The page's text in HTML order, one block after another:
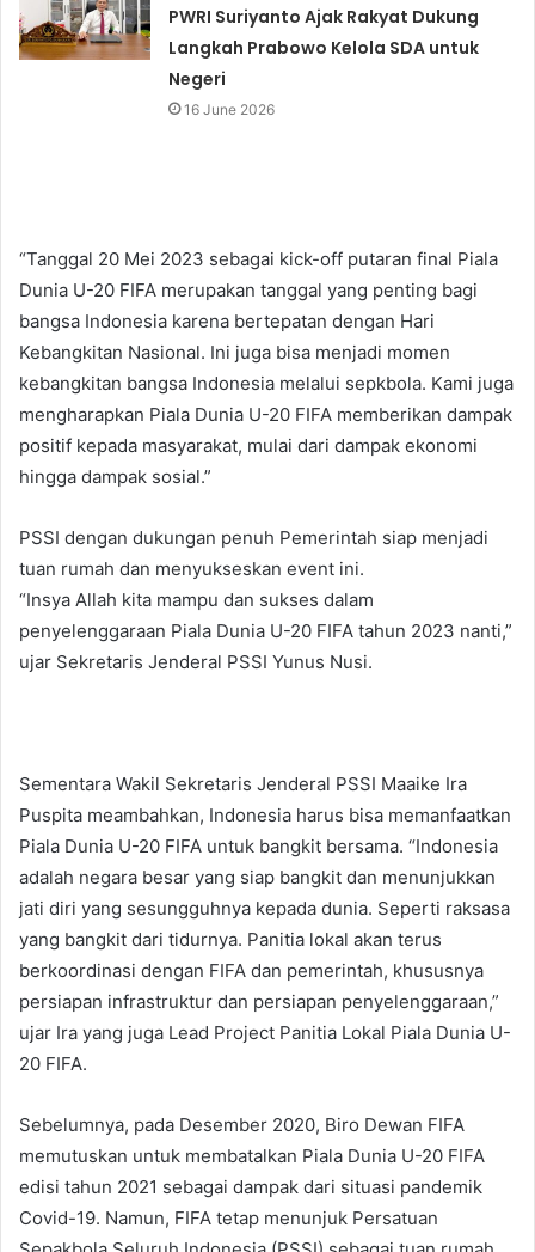
PWRI Suriyanto Ajak Rakyat Dukung
Langkah Prabowo Kelola SDA untuk
Negeri
16 June 2026
“Tanggal 20 Mei 2023 sebagai kick-off putaran final Piala
Dunia U-20 FIFA merupakan tanggal yang penting bagi
bangsa Indonesia karena bertepatan dengan Hari
Kebangkitan Nasional. Ini juga bisa menjadi momen
kebangkitan bangsa Indonesia melalui sepkbola. Kami juga
mengharapkan Piala Dunia U-20 FIFA memberikan dampak
positif kepada masyarakat, mulai dari dampak ekonomi
hingga dampak sosial.”
PSSI dengan dukungan penuh Pemerintah siap menjadi
tuan rumah dan menyukseskan event ini.
“Insya Allah kita mampu dan sukses dalam
penyelenggaraan Piala Dunia U-20 FIFA tahun 2023 nanti,”
ujar Sekretaris Jenderal PSSI Yunus Nusi.
Sementara Wakil Sekretaris Jenderal PSSI Maaike Ira
Puspita meambahkan, Indonesia harus bisa memanfaatkan
Piala Dunia U-20 FIFA untuk bangkit bersama. “Indonesia
adalah negara besar yang siap bangkit dan menunjukkan
jati diri yang sesungguhnya kepada dunia. Seperti raksasa
yang bangkit dari tidurnya. Panitia lokal akan terus
berkoordinasi dengan FIFA dan pemerintah, khususnya
persiapan infrastruktur dan persiapan penyelenggaraan,”
ujar Ira yang juga Lead Project Panitia Lokal Piala Dunia U-
20 FIFA.
Sebelumnya, pada Desember 2020, Biro Dewan FIFA
memutuskan untuk membatalkan Piala Dunia U-20 FIFA
edisi tahun 2021 sebagai dampak dari situasi pandemik
Covid-19. Namun, FIFA tetap menunjuk Persatuan